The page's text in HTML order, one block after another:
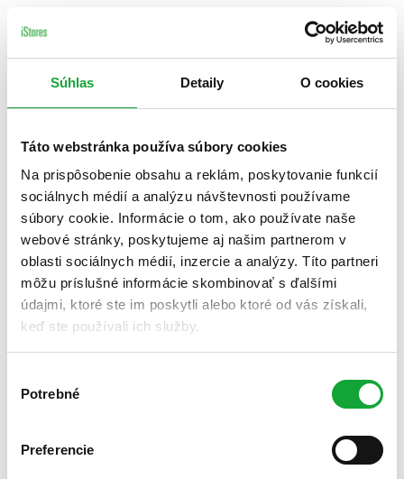
Súhlas Detaily O cookies
Táto webstránka používa súbory cookies
Na prispôsobenie obsahu a reklám, poskytovanie funkcií
sociálnych médií a analýzu návštevnosti používame
súbory cookie. Informácie o tom, ako používate naše
webové stránky, poskytujeme aj našim partnerom v
oblasti sociálnych médií, inzercie a analýzy. Títo partneri
môžu príslušné informácie skombinovať s ďalšími
údajmi, ktoré ste im poskytli alebo ktoré od vás získali,
keď ste používali ich služby.
súhlasu
Potrebné
Preferencie